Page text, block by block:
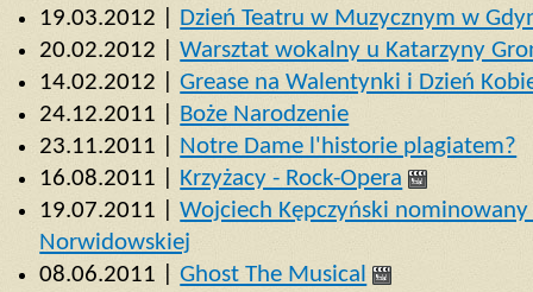
19.03.2012 |
Dzień Teatru w Muzycznym w
20.02.2012 |Warsztat wokalny u Katarzyny
14.02.2012 |Grease na Walentynki i Dzień
24.12.2011 |
Boże Narodzenie
23.11.2011 |
Notre Dame l'historie plagiatem?
16.08.2011 |
Krzyżacy - Rock-Opera
19.07.2011 |Wojciech Kępczyński
Norwidowskiej
08.06.2011 |Ghost The Musical